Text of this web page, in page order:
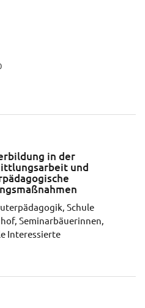
in der
und
Schule
Seminarbäuerinnen,
Interessierte